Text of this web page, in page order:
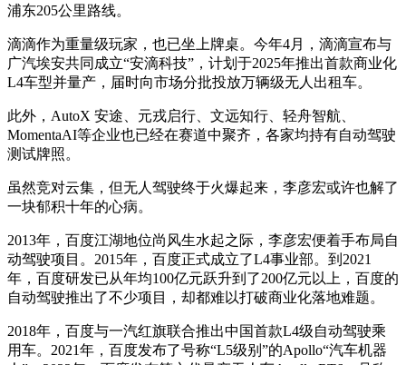
浦东205公里路线。
滴滴作为重量级玩家，也已坐上牌桌。今年4月，滴滴宣布与
广汽埃安共同成立“安滴科技”，计划于2025年推出首款商业化
L4车型并量产，届时向市场分批投放万辆级无人出租车。
此外，AutoX 安途、元戎启行、文远知行、轻舟智航、
MomentaAI等企业也已经在赛道中聚齐，各家均持有自动驾驶
测试牌照。
虽然竞对云集，但无人驾驶终于火爆起来，李彦宏或许也解了
一块郁积十年的心病。
2013年，百度江湖地位尚风生水起之际，李彦宏便着手布局自
动驾驶项目。2015年，百度正式成立了L4事业部。到2021
年，百度研发已从年均100亿元跃升到了200亿元以上，百度的
自动驾驶推出了不少项目，却都难以打破商业化落地难题。
2018年，百度与一汽红旗联合推出中国首款L4级自动驾驶乘
用车。2021年，百度发布了号称“L5级别”的Apollo“汽车机器